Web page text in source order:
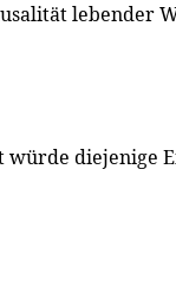
lebender
diejenige